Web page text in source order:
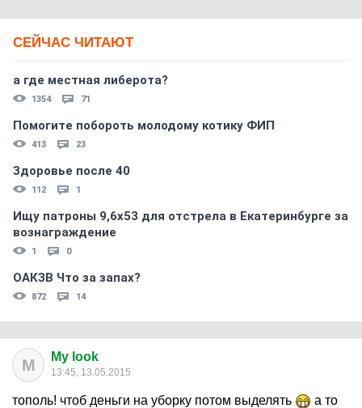
СЕЙЧАС ЧИТАЮТ
а где местная либерота?
1354 71
Помогите побороть молодому котику ФИП
413 23
Здоровье после 40
112 1
Ищу патроны 9,6х53 для отстрела в Екатеринбурге за
вознаграждение
1 0
ОАКЗВ Что за запах?
872 14
M My look
13:45, 13.05.2015
тополь! чтоб деньги на уборку потом выделять
а то